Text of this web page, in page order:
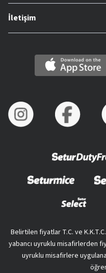
İletişim
Belirtilen fiyatlar T.C. ve
yabancı uyruklu misafirlerden
uyruklu misafirlere